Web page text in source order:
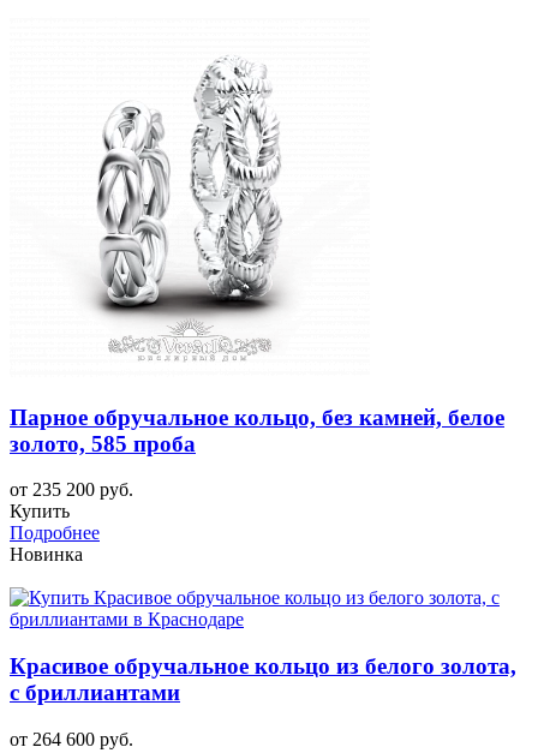
Парное обручальное кольцо, без камней, белое
золото, 585 проба
от 235 200 руб.
Купить
Подробнее
Новинка
Красивое обручальное кольцо из белого золота,
с бриллиантами
от 264 600 руб.